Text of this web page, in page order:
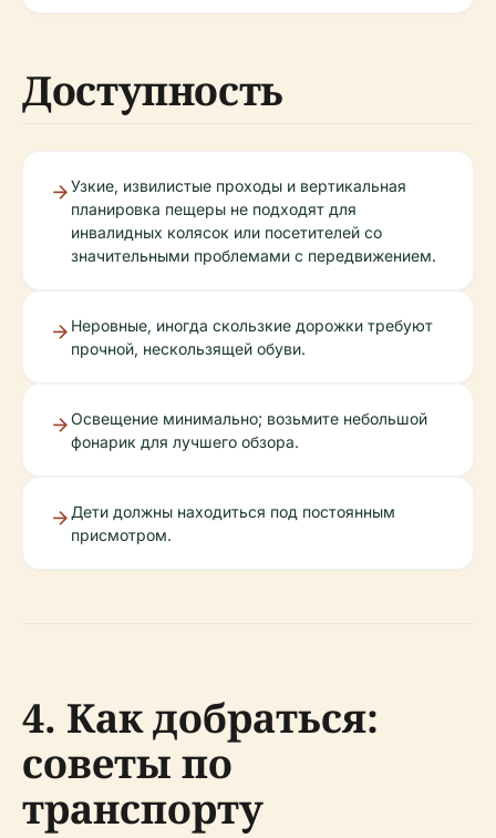
Доступность
Узкие, извилистые проходы и вертикальная
планировка пещеры не подходят для
инвалидных колясок или посетителей со
значительными проблемами с передвижением.
Неровные, иногда скользкие дорожки требуют
прочной, нескользящей обуви.
Освещение минимально; возьмите небольшой
фонарик для лучшего обзора.
Дети должны находиться под постоянным
присмотром.
4. Как добраться:
советы по
транспорту